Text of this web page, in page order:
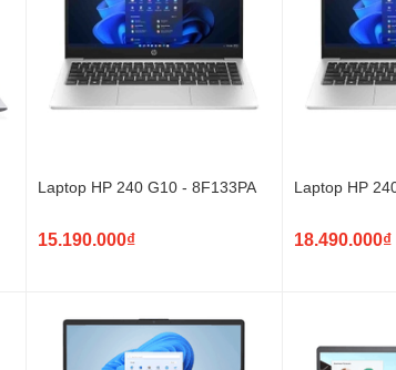
Laptop HP 240 G10 - 8F133PA
15.190.000₫
Laptop HP
18.490.000₫